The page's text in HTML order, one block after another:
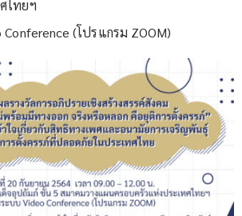
ไทยฯ
(โปรแกรม ZOOM)